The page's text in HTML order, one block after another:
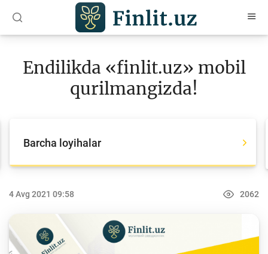
Maqolalar
O‘quv qo‘llanmalar
Barcha loyihalar
World Savings day
Tanlovlar
Olimpiadalar va chempionatlar
Endilikda «finlit.uz» mobil
qurilmangizda!
Barcha loyihalar
4 Avg 2021 09:58 2062